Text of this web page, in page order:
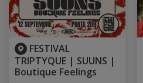
FESTIVAL
TRIPTYQUE | SUUNS |
Boutique Feelings